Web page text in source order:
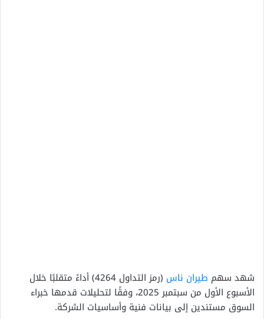
شهد سهم طيران ناس
(رمز التداول 4264) أداءً متقلبًا خلال
الأسبوع الأول من سبتمبر 2025، وفقًا لتحليلات قدمها خبراء
السوق مستندين إلى بيانات فنية وأساسيات الشركة.